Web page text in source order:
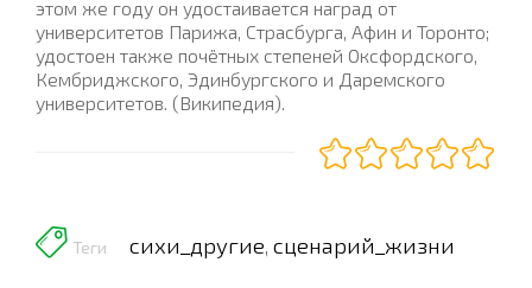
этом же году он удостаивается наград от
университетов Парижа, Страсбурга, Афин и Торонто;
удостоен также почётных степеней Оксфордского,
Кембриджского, Эдинбургского и Даремского
университетов. (Википедия).
Теги сихи_другие сценарий_жизни